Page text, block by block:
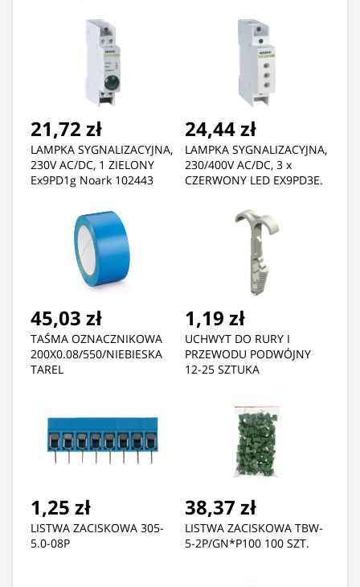
21,72 zł
LAMPKA SYGNALIZACYJNA,
230V AC/DC, 1 ZIELONY
Ex9PD1g Noark 102443
24,44 zł
LAMPKA SYGNALIZACYJNA,
230/400V AC/DC, 3 x
CZERWONY LED EX9PD3E.
45,03 zł
TAŚMA OZNACZNIKOWA
200X0.08/550/NIEBIESKA
TAREL
1,19 zł
UCHWYT DO RURY I
PRZEWODU PODWÓJNY
12-25 SZTUKA
1,25 zł
LISTWA ZACISKOWA 305-
5.0-08P
38,37 zł
LISTWA ZACISKOWA TBW-
5-2P/GN*P100 100 SZT.